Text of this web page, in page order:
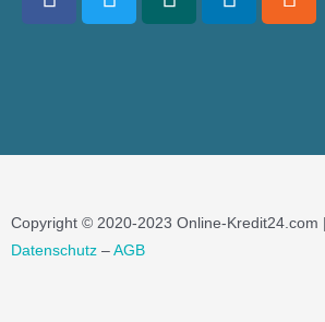
Copyright © 2020-2023 Online-Kredit24.com |
Datenschutz – AGB